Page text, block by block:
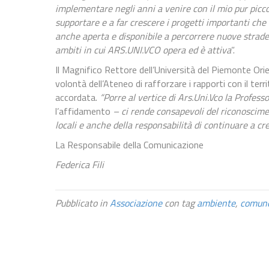
implementare negli anni a venire con il mio pur
supportare e a far crescere i progetti importanti che
anche aperta e disponibile a percorrere nuove
ambiti in cui ARS.UNI.VCO opera ed è attiva”.
Il Magnifico Rettore dell’Università del Piemonte
volontà dell’Ateneo di rafforzare i rapporti con il
accordata. “Porre al vertice di Ars.Uni.Vco la
l’affidamento – ci rende consapevoli del
locali e anche della responsabilità di continuare a
La Responsabile della Comunicazione
Federica Fili
Pubblicato inAssociazionecon tagambiente,